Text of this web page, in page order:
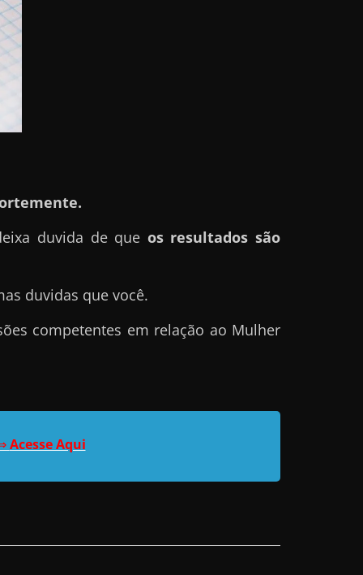
duvida de que os resultados são
duvidas que você.
competentes em relação ao Mulher
Acesse Aqui